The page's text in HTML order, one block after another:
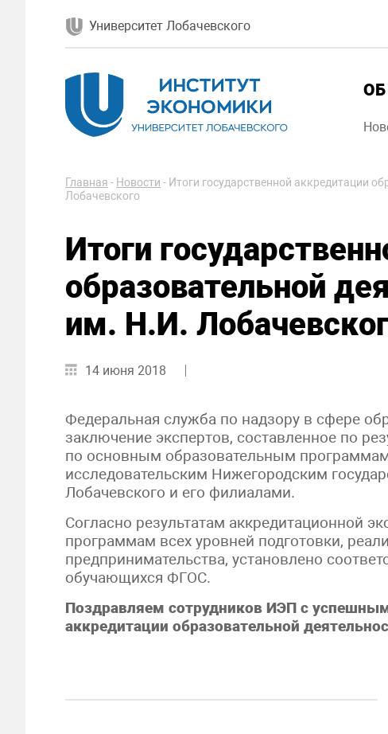
Университет Лобачевского
Главная - Новости - Итоги государственной аккредитации
Лобачевского
Итоги
образовательной
им. Н.И.
14 июня 2018
Федеральная служба по надзору в сфере
заключение экспертов, составленное по
по основным образовательным
исследовательским Нижегородским
Лобачевского и его филиалами.
Согласно результатам аккредитационной
программам всех уровней подготовки,
предпринимательства, установлено
обучающихся ФГОС.
Поздравляем сотрудников ИЭП с
аккредитации образовательной